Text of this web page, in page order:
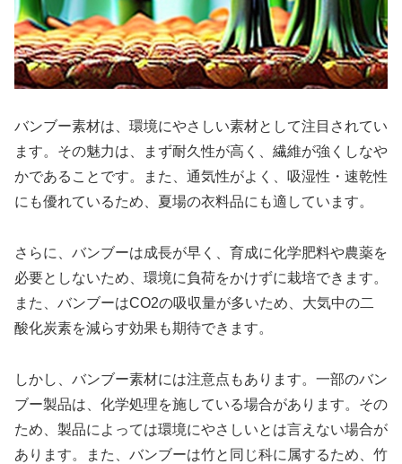
バンブー素材は、環境にやさしい素材として注目されてい
ます。その魅力は、まず耐久性が高く、繊維が強くしなや
かであることです。また、通気性がよく、吸湿性・速乾性
にも優れているため、夏場の衣料品にも適しています。
さらに、バンブーは成長が早く、育成に化学肥料や農薬を
必要としないため、環境に負荷をかけずに栽培できます。
また、バンブーはCO2の吸収量が多いため、大気中の二
酸化炭素を減らす効果も期待できます。
しかし、バンブー素材には注意点もあります。一部のバン
ブー製品は、化学処理を施している場合があります。その
ため、製品によっては環境にやさしいとは言えない場合が
あります。また、バンブーは竹と同じ科に属するため、竹